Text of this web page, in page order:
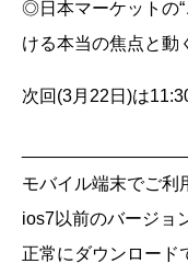
◎日本マーケットの“
ける本当の焦点と動
次回(3月22日)は
モバイル端末でご利
ios7以前のバージョ
正常にダウンロード